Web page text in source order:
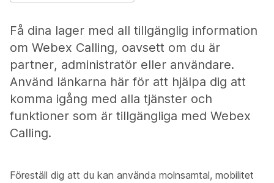
Få dina lager med all tillgänglig information
om Webex Calling, oavsett om du är
partner, administratör eller användare.
Använd länkarna här för att hjälpa dig att
komma igång med alla tjänster och
funktioner som är tillgängliga med Webex
Calling.
Föreställ dig att du kan använda molnsamtal, mobilitet